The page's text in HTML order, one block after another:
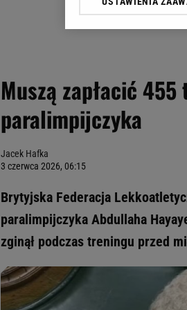
Muszą zapłacić
paralimpijczyka
Jacek Hafka
3 czerwca 2026, 06:15
Brytyjska Federacja
paralimpijczyka Abdullaha
zginął podczas treningu przed
Klikając „Akceptuję”
Zaufanych Partnerów i
My, nasi Zaufani
Użycie dokładnych
Przechowywanie